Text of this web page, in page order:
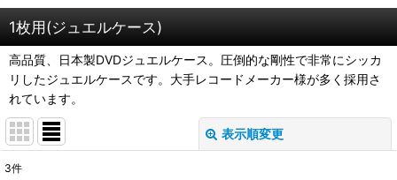
1枚用(ジュエルケース)
高品質、日本製DVDジュエルケース。圧倒的な剛性で非常にシッカ
リしたジュエルケースです。大手レコードメーカー様が多く採用さ
れています。
表示順変更
3件